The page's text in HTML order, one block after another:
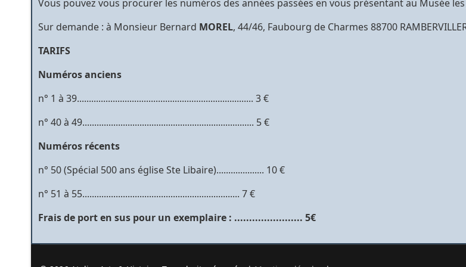
Vous pouvez vous procurer les numéros des années passées en vous présentant au Musée
Sur demande : à Monsieur Bernard MOREL, 44/46, Faubourg de Charmes 88700
TARIFS
Numéros anciens
n° 1 à 39.......................................................................... 3 €
n° 40 à 49........................................................................ 5 €
Numéros récents
n° 50 (Spécial 500 ans église Ste Libaire).................... 10 €
n° 51 à 55.................................................................. 7 €
Frais de port en sus pour un exemplaire : ....................... 5€